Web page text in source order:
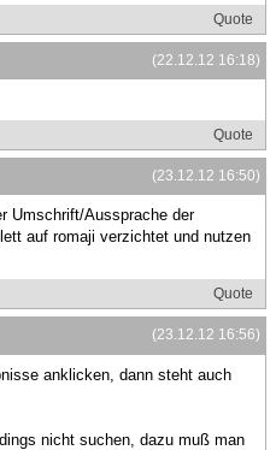
Quote
(22.12.12 16:18)
Quote
(23.12.12 16:50)
Umschrift/Aussprache der
auf romaji verzichtet und nutzen
Quote
(23.12.12 16:56)
anklicken, dann steht auch
nicht suchen, dazu muß man